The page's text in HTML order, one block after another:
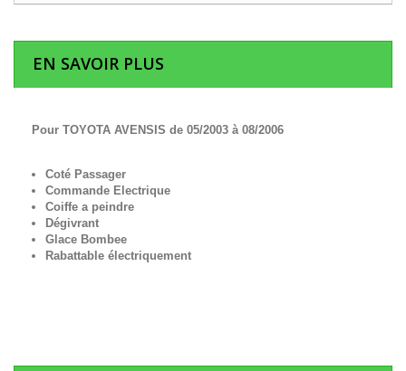
EN SAVOIR PLUS
Pour TOYOTA AVENSIS de 05/2003 à 08/2006
Coté Passager
Commande Electrique
Coiffe a peindre
Dégivrant
Glace Bombee
Rabattable électriquement